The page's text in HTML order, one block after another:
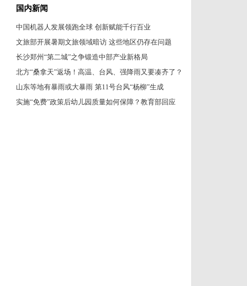
国内新闻
中国机器人发展领跑全球 创新赋能千行百业
文旅部开展暑期文旅领域暗访 这些地区仍存在问题
长沙郑州“第二城”之争锻造中部产业新格局
北方“桑拿天”返场！高温、台风、强降雨又要凑齐了？
山东等地有暴雨或大暴雨 第11号台风“杨柳”生成
实施“免费”政策后幼儿园质量如何保障？教育部回应